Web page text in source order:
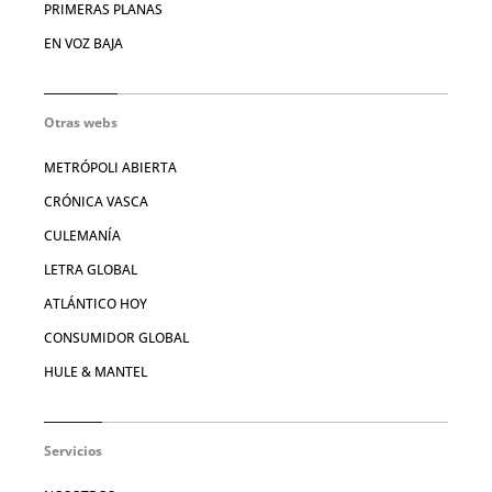
PRIMERAS PLANAS
EN VOZ BAJA
Otras webs
METRÓPOLI ABIERTA
CRÓNICA VASCA
CULEMANÍA
LETRA GLOBAL
ATLÁNTICO HOY
CONSUMIDOR GLOBAL
HULE & MANTEL
Servicios